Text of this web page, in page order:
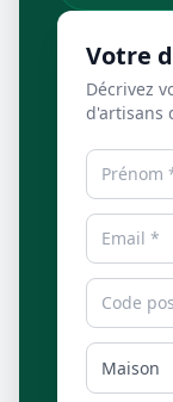
Votre
Décrivez
d'artisans